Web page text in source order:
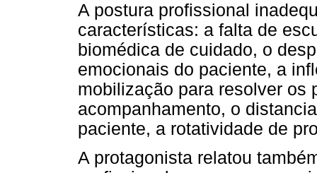
A postura profissional
características: a falta de
biomédica de cuidado, o
emocionais do paciente, a
mobilização para resolver os
acompanhamento, o
paciente, a rotatividade de
A protagonista relatou